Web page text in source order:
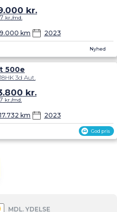
Nyhed
9.000 km 2023
kr.
kr./md.
God pris
500e
3d Aut.
17.732 km 2023
kr.
kr./md.
MDL. YDELSE